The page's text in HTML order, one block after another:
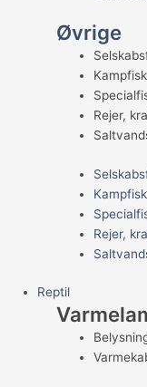
Øvrige
Kampfisk
Rejer,
Kampfisk
Rejer,
Reptil